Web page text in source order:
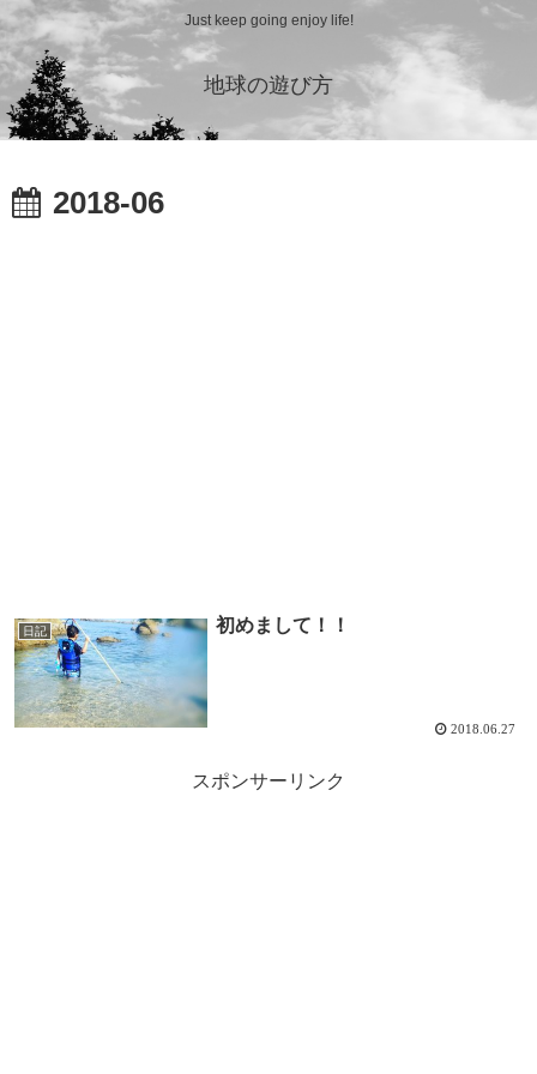
Just keep going enjoy life!
地球の遊び方
2018-06
日記 初めまして！！
2018.06.27
スポンサーリンク